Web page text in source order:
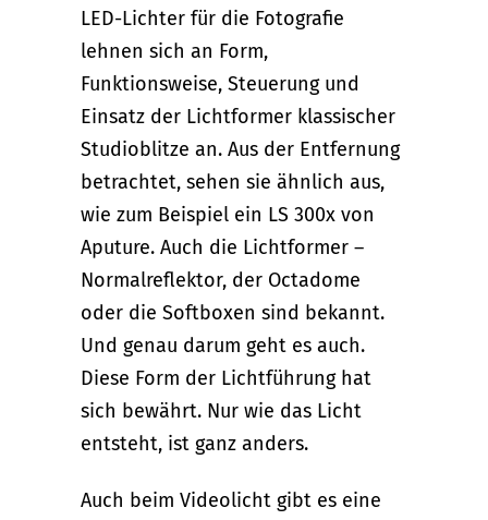
LED-Lichter für die Fotografie
lehnen sich an Form,
Funktionsweise, Steuerung und
Einsatz der Lichtformer klassischer
Studioblitze an. Aus der Entfernung
betrachtet, sehen sie ähnlich aus,
wie zum Beispiel ein LS 300x von
Aputure. Auch die Lichtformer –
Normalreflektor, der Octadome
oder die Softboxen sind bekannt.
Und genau darum geht es auch.
Diese Form der Lichtführung hat
sich bewährt. Nur wie das Licht
entsteht, ist ganz anders.
Auch beim Videolicht gibt es eine